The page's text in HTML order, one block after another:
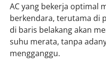
AC yang bekerja optimal
berkendara, terutama di
di baris belakang akan
suhu merata, tanpa
mengganggu.